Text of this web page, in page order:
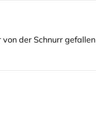
der Schnurr gefallen